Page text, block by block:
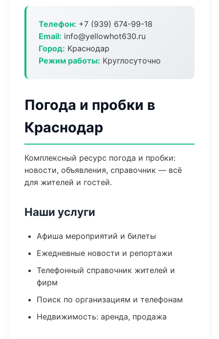
Телефон: +7 (939) 674-99-18
Email: info@yellowhot630.ru
Город: Краснодар
Режим работы: Круглосуточно
Погода и пробки в
Краснодар
Комплексный ресурс погода и пробки:
новости, объявления, справочник — всё
для жителей и гостей.
Наши услуги
Афиша мероприятий и билеты
Ежедневные новости и репортажи
Телефонный справочник жителей и
фирм
Поиск по организациям и телефонам
Недвижимость: аренда, продажа